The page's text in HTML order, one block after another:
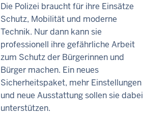
Die Polizei braucht für ihre Einsätze
Schutz, Mobilität und moderne
Technik. Nur dann kann sie
professionell ihre gefährliche Arbeit
zum Schutz der Bürgerinnen und
Bürger machen. Ein neues
Sicherheitspaket, mehr Einstellungen
und neue Ausstattung sollen sie dabei
unterstützen.